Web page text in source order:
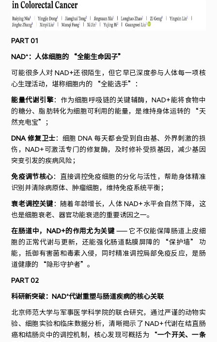
PART 01
NAD⁺：人体细胞的 “全能生命因子”
可能很多人对 NAD+还很陌生，但它早已深度参与人体每一项核
心生理活动，堪称细胞内的 “全能选手”：
能量代谢引擎：作为细胞呼吸链的关键辅酶，NAD+能将食物中
的糖分、脂肪转化为细胞可利用的能量，是维持身体运转的 “天
然充电宝”；
DNA 修复卫士 ：细胞 DNA 每天都会受到自由基、外界刺激的损
伤，NAD+可激活专门的修复酶，及时修补受损基因，减少基因
突变引发的疾病风险；
免疫调节核心 ：直接调控免疫细胞的分化与活性，帮助身体精准
识别并清除病原体、肿瘤细胞，维持免疫系统平衡；
衰老调控关键：随着年龄增长，人体 NAD+水平会自然下降，这
也是细胞衰老、器官功能衰退的重要诱因之一。
在肠道中，NAD+的作用尤为关键—— 它不仅能保障肠道上皮细
胞的正常代谢与更新，还能强化肠道黏膜屏障的 “保护墙” 功
能，抵御有害菌和毒素入侵，同时精准调控局部免疫反应，是肠
道健康的 “隐形守护者”。
PART 02
科研新突破：NAD⁺代谢重塑与肠道疾病的核心关联
北京师范大学与军事医学科学院的联合研究，通过严谨的动物实
验、细胞实验和临床数据分析，清晰揭示了 NAD+代谢在结直肠
癌和结肠炎中的调控机制，核心发现可概括为 “一个开关、一条